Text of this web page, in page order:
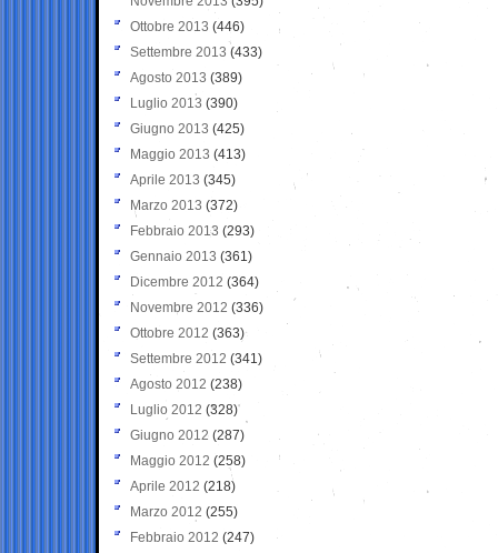
Ottobre 2013 (446)
Settembre 2013 (433)
Agosto 2013 (389)
Luglio 2013 (390)
Giugno 2013 (425)
Maggio 2013 (413)
Aprile 2013 (345)
Marzo 2013 (372)
Febbraio 2013 (293)
Gennaio 2013 (361)
Dicembre 2012 (364)
Novembre 2012 (336)
Ottobre 2012 (363)
Settembre 2012 (341)
Agosto 2012 (238)
Luglio 2012 (328)
Giugno 2012 (287)
Maggio 2012 (258)
Aprile 2012 (218)
Marzo 2012 (255)
Febbraio 2012 (247)